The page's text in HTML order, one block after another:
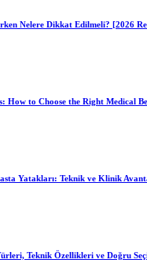
Nelere Dikkat Edilmeli? [2026
How to Choose the Right Medical
Yatakları: Teknik ve Klinik
Teknik Özellikleri ve Doğru